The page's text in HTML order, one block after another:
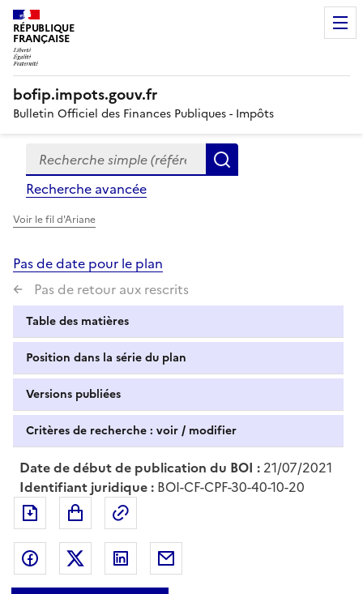
RÉPUBLIQUE
FRANÇAISE
bofip.impots.gouv.fr
Bulletin Officiel des Finances Publiques - Impôts
Formulaire
de
recherche
Recherche simple (références, mots clés, partie du
Recherche avancée
Voir le fil d'Ariane
Pas de date pour le plan
Pas de retour aux rescrits
Table des matières
Position dans la série du plan
Versions publiées
Critères de recherche : voir / modifier
Date de début de publication du BOI : 21/07/2021
Identifiant juridique : BOI-CF-CPF-30-40-10-20
Exporter le document au format pdf
Partager sur Facebook
Partager sur Twitter
Partager sur LinkedIn